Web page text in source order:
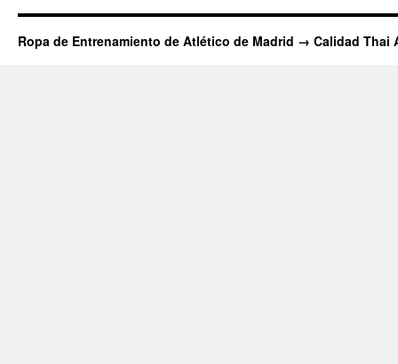
Ropa de Entrenamiento de Atlético de Madrid → Calidad Thai